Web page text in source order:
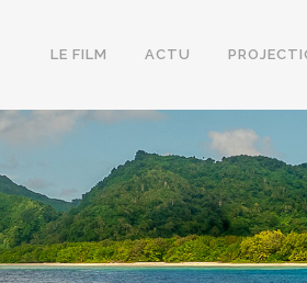
LE FILM ACTU